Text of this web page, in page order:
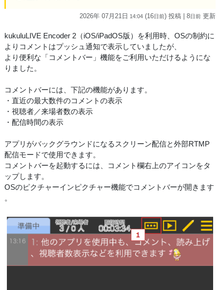
2026年 07月21日 14:04 (16日前) 投稿 | 8日前 更新
kukuluLIVE Encoder 2（iOS/iPadOS版）を利用時、OSの制約に
よりコメントはプッシュ通知で表示していましたが、
より便利な「コメントバー」機能をご利用いただけるようにな
りました。
コメントバーには、下記の機能があります。
・直近の最大数件のコメントの表示
・視聴者／来場者数の表示
・配信時間の表示
アプリがバックグラウンドになるスクリーン配信と外部RTMP
配信モードで使用できます。
コメントバーを起動するには、コメント欄右上のアイコンをタ
ップします。
OSのピクチャーインピクチャー機能でコメントバーが開きます
。